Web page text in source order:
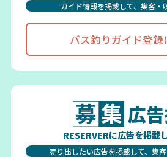
ガイド情報を掲載して、集客・
バス釣りガイド登録
広
RESERVERに広告を掲載
売り出したい広告を掲載して、集